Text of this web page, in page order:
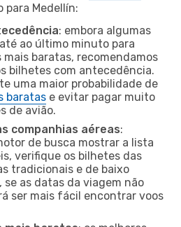
para Medellín:
: embora algumas
ao último minuto para
baratas, recomendamos
bilhetes com antecedência.
uma maior probabilidade de
baratas e evitar pagar muito
de avião.
companhias aéreas:
de busca mostrar a lista
verifique os bilhetes das
tradicionais e de baixo
se as datas da viagem não
ser mais fácil encontrar voos